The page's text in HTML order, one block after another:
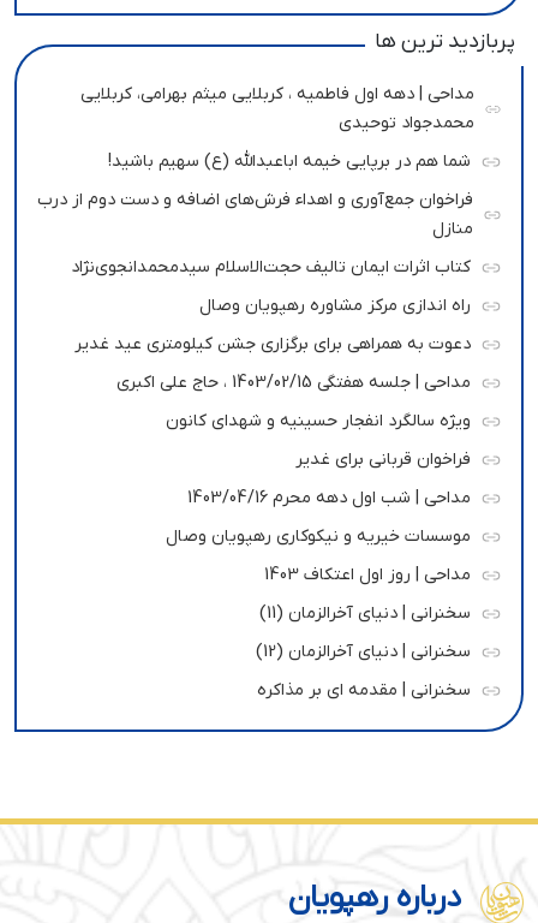
پربازدید ترین ها
مداحی | دهه اول فاطمیه ، کربلایی میثم بهرامی، کربلایی
محمدجواد توحیدی
شما هم در برپایی خیمه اباعبدالله (ع) سهیم باشید!
فراخوان جمع‌آوری و اهداء فرش‌های اضافه و دست دوم از درب
منازل
کتاب اثرات ایمان تالیف حجت‌الاسلام سیدمحمدانجوی‌نژاد
راه اندازی مرکز مشاوره رهپویان وصال
دعوت به همراهی برای برگزاری جشن کیلومتری عید غدیر
مداحی | جلسه هفتگی 1403/02/15 ، حاج علی اکبری
ویژه سالگرد انفجار حسینیه و شهدای کانون
فراخوان قربانی برای غدیر
مداحی | شب اول دهه محرم 1403/04/16
موسسات خیریه و نیکوکاری رهپویان وصال
مداحی | روز اول اعتکاف 1403
سخنرانی | دنیای آخرالزمان (11)
سخنرانی | دنیای آخرالزمان (12)
سخنرانی | مقدمه ای بر مذاکره
درباره رهپویان